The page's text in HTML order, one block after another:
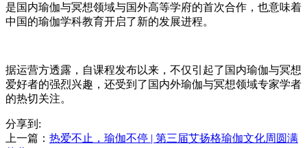
是国内瑜伽与冥想领域与国外高等学府的首次合作，也意味着
中国的瑜伽学科教育开启了新的发展进程。
据运营方透露，自课程发布以来，不仅引起了国内瑜伽与冥想
爱好者的强烈兴趣，还受到了国内外瑜伽与冥想领域专家学者
的热切关注。
分享到:
上一篇： 热爱不止，瑜伽不停 | 第三届艾扬格瑜伽文化周圆满